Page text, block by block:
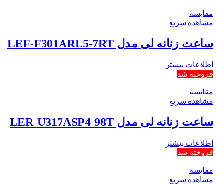
مقایسه
مشاهده سریع
ساعت زنانه لی مدل LEF-F301ARL5-7RT
اطلاعات بیشتر
فروخته شد
مقایسه
مشاهده سریع
ساعت زنانه لی مدل LER-U317ASP4-98T
اطلاعات بیشتر
فروخته شد
مقایسه
مشاهده سریع